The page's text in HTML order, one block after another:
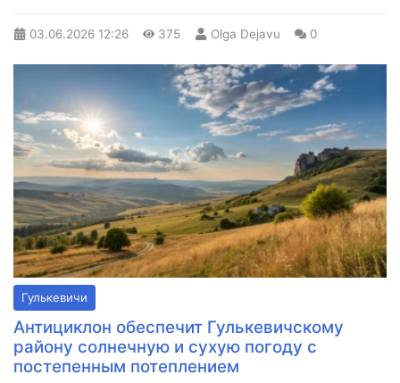
03.06.2026 12:26 375 Olga Dejavu 0
Гулькевичи
Антициклон обеспечит Гулькевичскому
району солнечную и сухую погоду с
постепенным потеплением